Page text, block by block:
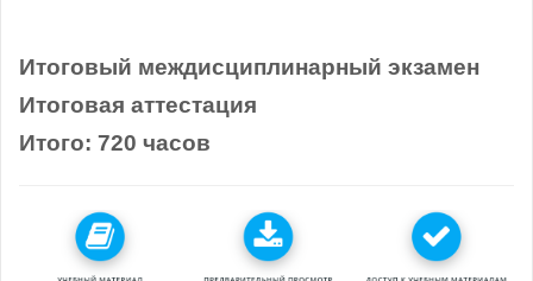
Итоговый междисциплинарный экзамен
Итоговая аттестация
Итого: 720 часов